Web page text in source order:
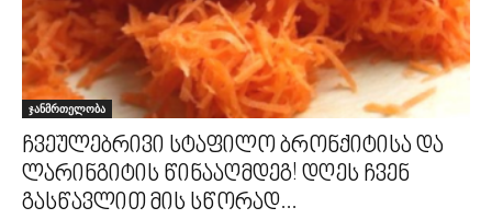
ჯანმრთელობა
ჩვეულებრივი სტაფილო ბრონქიტისა და
ლარინგიტის წინააღმდეგ! დღეს ჩვენ
გასწავლით მის სწორად...